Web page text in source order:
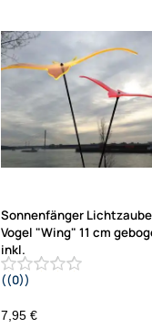
Sonnenfänger
Vogel "Wing" 11 cm
inkl.
30 cm Stab gelb
((0))
7,95 €